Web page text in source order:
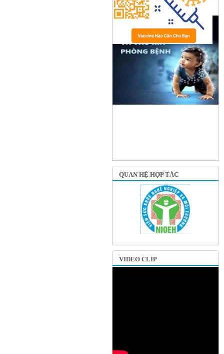
QUAN HỆ HỢP TÁC
VIDEO CLIP